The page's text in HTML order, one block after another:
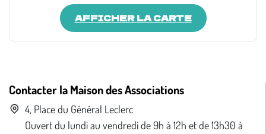
AFFICHER LA CARTE
Contacter la Maison des Associations
4, Place du Général Leclerc
Ouvert du lundi au vendredi de 9h à 12h et de 13h30 à